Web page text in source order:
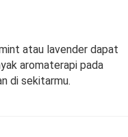
atau lavender dapat
aromaterapi pada
di sekitarmu.